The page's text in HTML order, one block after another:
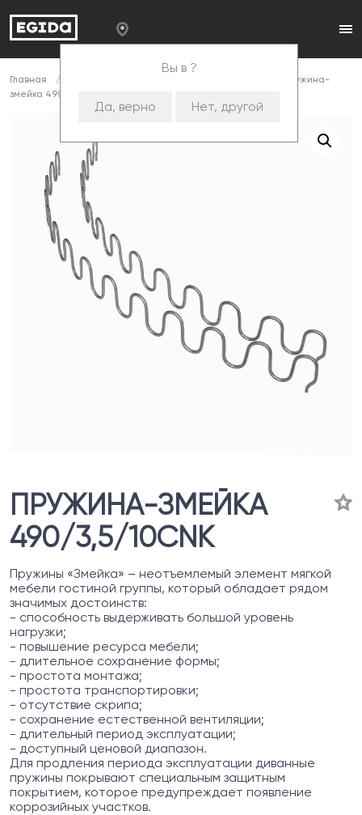
Вы в ?
Да, верно Нет, другой
Главная
Пружина-
змейка 490/3,5/10cnk
ПРУЖИНА-ЗМЕЙКА
490/3,5/10CNK
Пружины «Змейка» – неотъемлемый элемент мягкой
мебели гостиной группы, который обладает рядом
значимых достоинств:
- способность выдерживать большой уровень
нагрузки;
- повышение ресурса мебели;
- длительное сохранение формы;
- простота монтажа;
- простота транспортировки;
- отсутствие скрипа;
- сохранение естественной вентиляции;
- длительный период эксплуатации;
- доступный ценовой диапазон.
Для продления периода эксплуатации диванные
пружины покрывают специальным защитным
покрытием, которое предупреждает появление
коррозийных участков.